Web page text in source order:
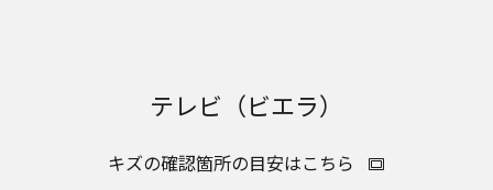
テレビ（ビエラ）
キズの確認箇所の目安はこちら